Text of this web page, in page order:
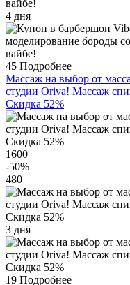
4 дня
45 Подробнее
Массаж на выбор от
студии Oriva! Массаж
Скидка 52%
1600
-50%
480
3 дня
19 Подробнее